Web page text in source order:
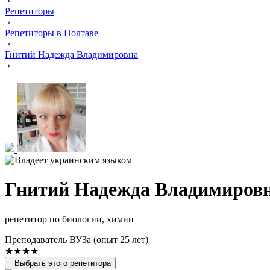
Репетиторы
›
Репетиторы в Полтаве
›
Гнитий Надежда Владимировна
›
Гнитий Надежда
репетитор по биологии, химии
Преподаватель ВУЗа (опыт 25 лет)
★★★★
Выбрать этого репетитора